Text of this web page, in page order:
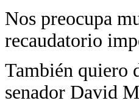
Nos preocupa
recaudatorio
También quiero
senador David